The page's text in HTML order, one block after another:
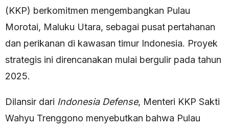
(KKP) berkomitmen mengembangkan Pulau
Morotai, Maluku Utara, sebagai pusat pertahanan
dan perikanan di kawasan timur Indonesia. Proyek
strategis ini direncanakan mulai bergulir pada tahun
2025.
Dilansir dari Indonesia Defense, Menteri KKP Sakti
Wahyu Trenggono menyebutkan bahwa Pulau